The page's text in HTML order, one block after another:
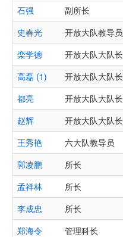
石强
副所长
史春光
开放大队教导员
栾学德
开放大队大队长
高磊 (1)
开放大队大队长
都亮
开放大队大队长
赵辉
开放大队大队长
王秀艳
六大队教导员
郭凌鹏
所长
孟祥林
所长
李成忠
所长
郑海令
管理科长